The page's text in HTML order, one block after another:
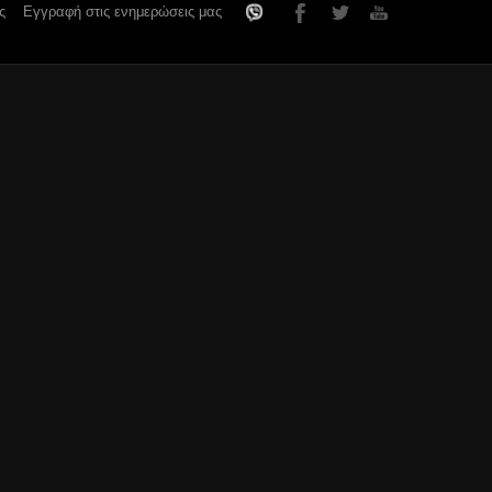
Εγγραφή στις ενημερώσεις μας